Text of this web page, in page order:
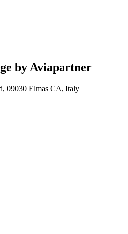
by Aviapartner
09030 Elmas CA, Italy